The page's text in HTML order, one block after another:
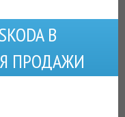
В
ПРОДАЖИ